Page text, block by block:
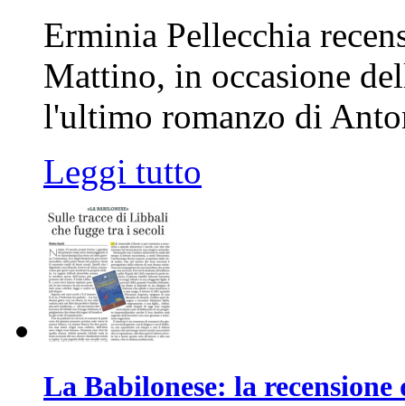
Erminia Pellecchia
Mattino, in occasione
l'ultimo romanzo di
Leggi tutto
La Babilonese: la